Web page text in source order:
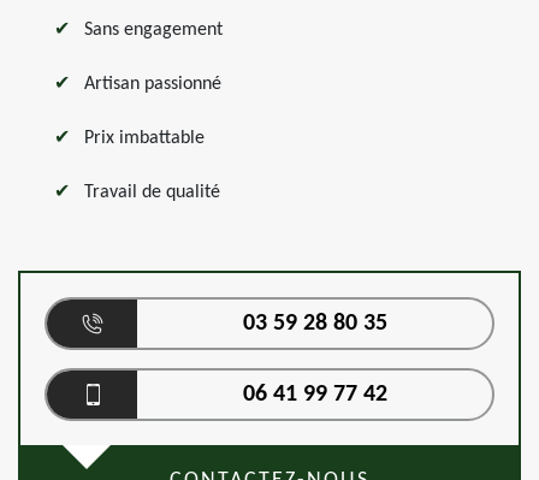
Sans engagement
Artisan passionné
Prix imbattable
Travail de qualité
03 59 28 80 35
06 41 99 77 42